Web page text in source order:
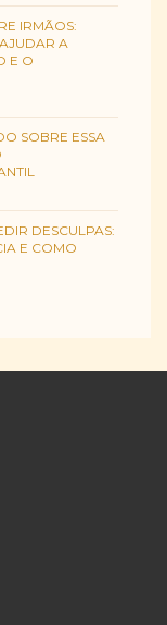
IRMÃOS:
A
E O
SOBRE ESSA
DESCULPAS:
E COMO